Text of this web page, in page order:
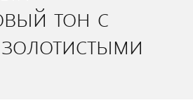
тон с